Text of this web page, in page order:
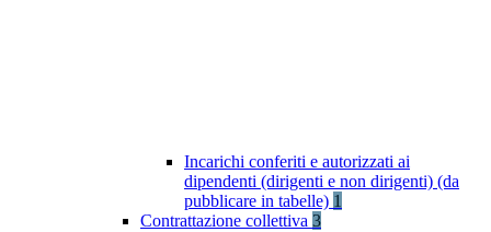
Incarichi conferiti e autorizzati ai
dipendenti (dirigenti e non dirigenti) (da
pubblicare in tabelle) 1
Contrattazione collettiva 3